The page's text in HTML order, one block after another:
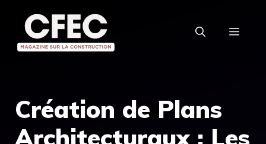
contenu
Création de Plans
Architecturaux : Les